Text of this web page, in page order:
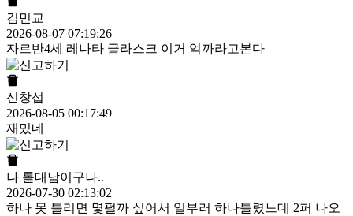
김민교
2026-08-07 07:19:26
자르반4세 레나타 글라스크 이거 억까라고본다
신창섭
2026-08-05 00:17:49
재밌네
나 롤대남이구나..
2026-07-30 02:13:02
하나 못 틀리면 몇펄까 싶어서 일부러 하나틀렸느데 2퍼 나오